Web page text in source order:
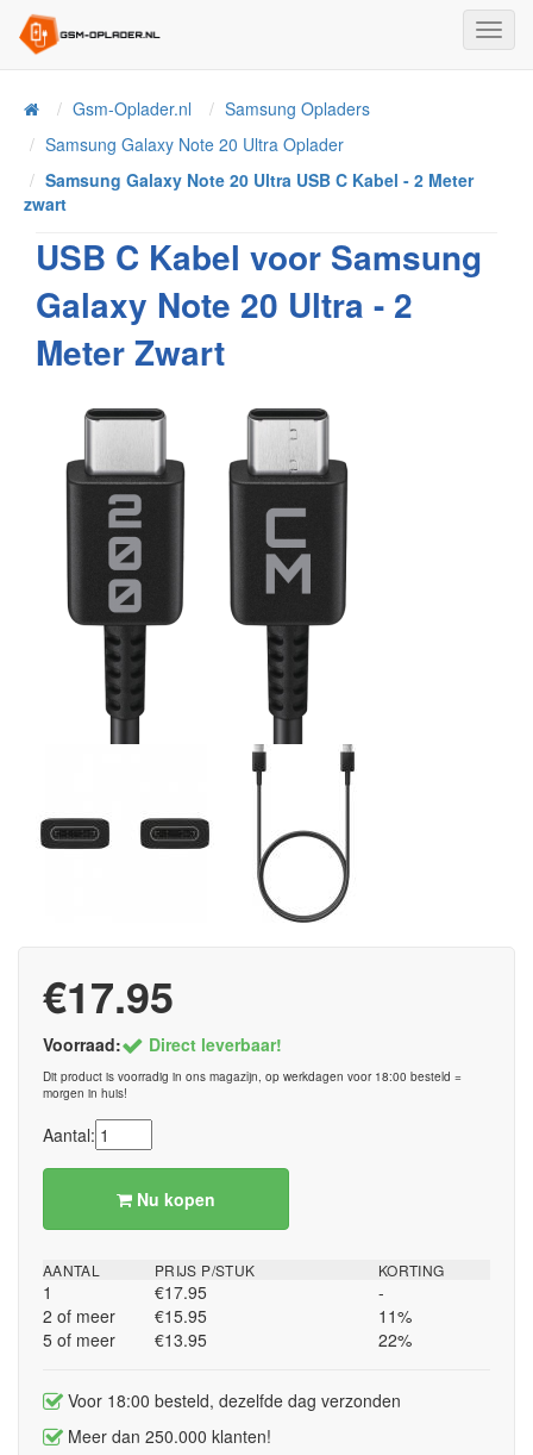
HomeGsm-Oplader.nl
Samsung Opladers
Samsung Galaxy Note 20 Ultra Oplader
Samsung Galaxy Note 20 Ultra USB C Kabel - 2 Meter
zwart
USB C Kabel voor Samsung
Galaxy Note 20 Ultra - 2
Meter Zwart
€17.95
Voorraad: Direct leverbaar!
Dit product is voorradig in ons magazijn, op werkdagen voor 18:00 besteld =
morgen in huis!
Aantal:
Nu kopen
AANTAL
1
2 of meer
5 of meer
PRIJS P/STUK
€17.95
€15.95
€13.95
KORTING
-
11%
22%
Voor 18:00 besteld, dezelfde dag verzonden
Meer dan 250.000 klanten!